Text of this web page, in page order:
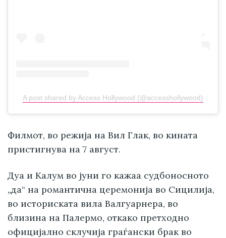
A post shared by Access Hollywood (@accesshollywood)
Филмот, во режија на Вил Глак, во кината
пристигнува на 7 август.
Дуа и Калум во јуни го кажаа судбоносното
„да“ на романтична церемонија во Сицилија,
во историската вила Валгуарнера, во
близина на Палермо, откако претходно
официјално склучија граѓански брак во